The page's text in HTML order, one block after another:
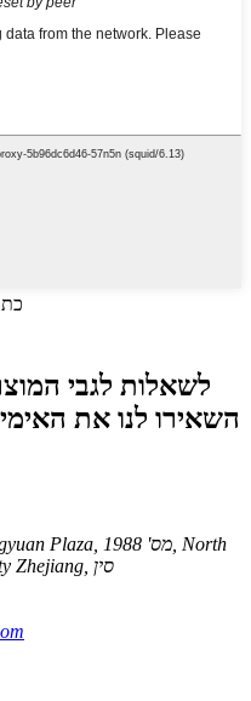
לשאלות לגבי
השאירו לנו את
Third Ring East Road, Cixi City Zhejiang, סין